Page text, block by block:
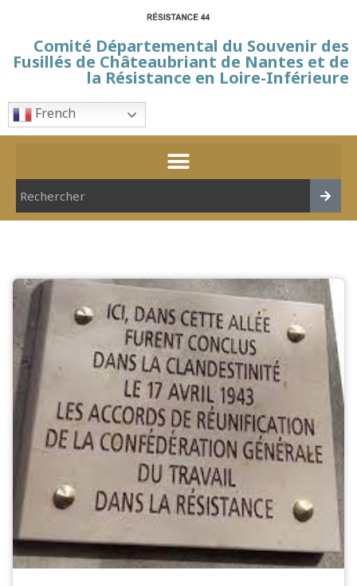
Comité Départemental du Souvenir des
Fusillés de Châteaubriant de Nantes et de
la Résistance en Loire-Inférieure
French